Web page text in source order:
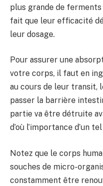
plus grande de ferments
fait que leur efficacité
leur dosage.
Pour assurer une
votre corps, il faut en
au cours de leur transit,
passer la barrière
partie va être détruite
d’où l’importance d’un
Notez que le corps
souches de micro-
constamment être